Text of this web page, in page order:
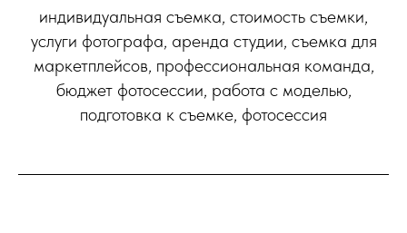
индивидуальная съемка, стоимость съемки,
услуги фотографа, аренда студии, съемка для
маркетплейсов, профессиональная команда,
бюджет фотосессии, работа с моделью,
подготовка к съемке, фотосессия